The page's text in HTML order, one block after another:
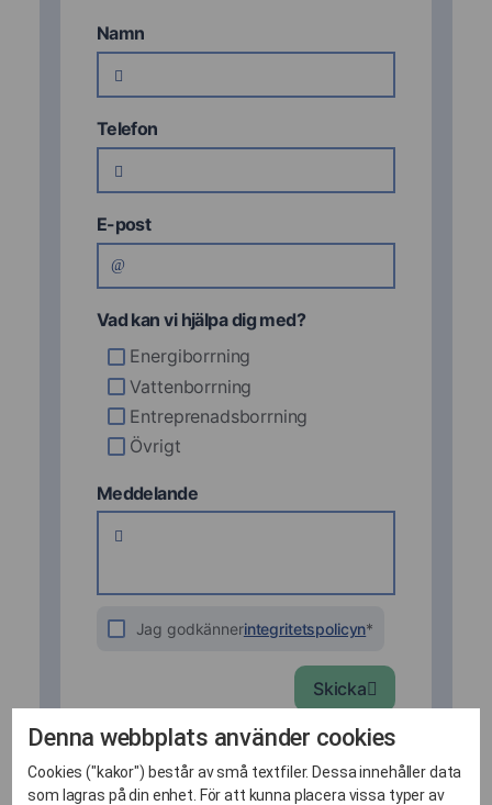
Namn
Telefon
E-post
Vad kan vi hjälpa dig med?
Energiborrning
Vattenborrning
Entreprenadsborrning
Övrigt
Meddelande
Jag godkännerintegritetspolicyn*
Skicka
Denna webbplats använder cookies
Cookies ("kakor") består av små textfiler. Dessa innehåller data
som lagras på din enhet. För att kunna placera vissa typer av